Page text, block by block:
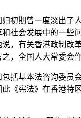
期曾一度淡出了
社会发展中的一
，有关香港政制
，全国人大常委会
基本法咨询委员
《宪法》在香港特